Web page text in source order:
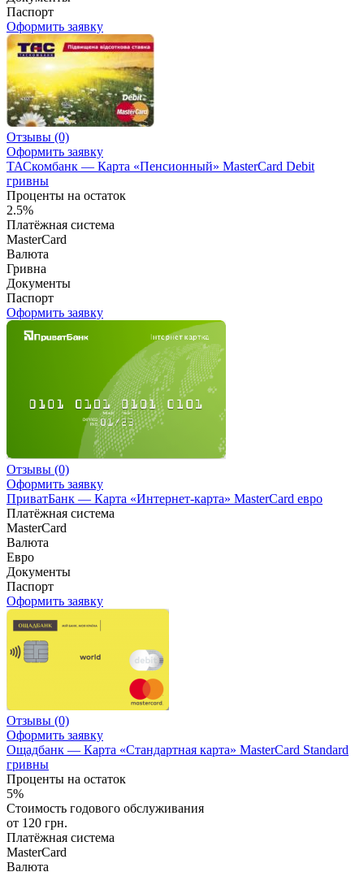
Паспорт
Оформить заявку
Отзывы (0)
Оформить заявку
ТАСкомбанк — Карта «Пенсионный» MasterCard Debit
гривны
Проценты на остаток
2.5%
Платёжная система
MasterCard
Валюта
Гривна
Документы
Паспорт
Оформить заявку
Отзывы (0)
Оформить заявку
ПриватБанк — Карта «Интернет-карта» MasterCard евро
Платёжная система
MasterCard
Валюта
Евро
Документы
Паспорт
Оформить заявку
Отзывы (0)
Оформить заявку
Ощадбанк — Карта «Стандартная карта» MasterCard Standard
гривны
Проценты на остаток
5%
Стоимость годового обслуживания
от 120 грн.
Платёжная система
MasterCard
Валюта